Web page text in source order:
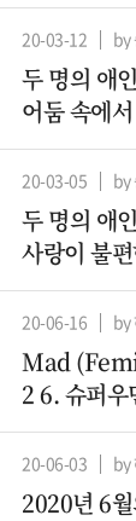
20-03-12 by
두 명의 애
어둠 속에
20-03-05 by
두 명의 애
사랑이 불
20-06-16 by
Mad
2 6. 슈퍼우
20-06-03 by
2020년 6